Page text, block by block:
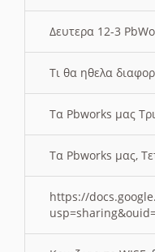
Δευτερα 12-3
Τι θα ηθελα
Τα Pbworks μας
Τα Pbworks μας,
https://